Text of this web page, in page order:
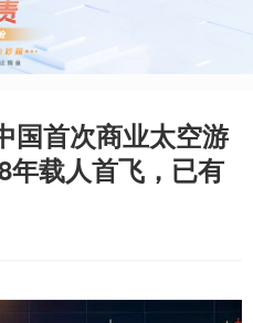
国首次商业太空游
年载人首飞，已有